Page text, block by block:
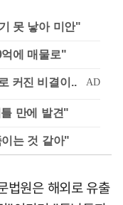
못 낳아 미안"
에 매물로"
만에 발견"
는 것 같아"
법원은 해외로 유출